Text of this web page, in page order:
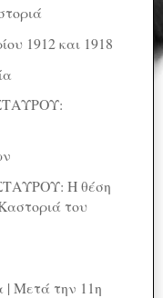
1912 και 1918
Η θέση
του
| Μετά την 11η